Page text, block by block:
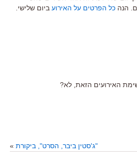
הנה כל הפרטים על האירוע ביום שלישי.
האירועים הזאת, לא?
"ג'סטין ביבר, הסרט", ביקורת »